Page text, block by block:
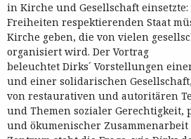
in Kirche und Gesellschaft
Freiheiten respektierenden Staat
Kirche geben, die von vielen
organisiert wird. Der Vortrag
beleuchtet Dirks´ Vorstellungen
und einer solidarischen
von restaurativen und autoritären
und Themen sozialer Gerechtigkeit,
und ökumenischer